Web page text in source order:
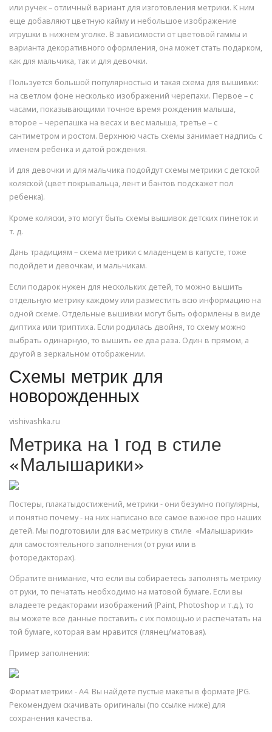
или ручек – отличный вариант для изготовления метрики. К ним
еще добавляют цветную кайму и небольшое изображение
игрушки в нижнем уголке. В зависимости от цветовой гаммы и
варианта декоративного оформления, она может стать подарком,
как для мальчика, так и для девочки.
Пользуется большой популярностью и такая схема для вышивки:
на светлом фоне несколько изображений черепахи. Первое – с
часами, показывающими точное время рождения малыша,
второе – черепашка на весах и вес малыша, третье – с
сантиметром и ростом. Верхнюю часть схемы занимает надпись с
именем ребенка и датой рождения.
И для девочки и для мальчика подойдут схемы метрики с детской
коляской (цвет покрывальца, лент и бантов подскажет пол
ребенка).
Кроме коляски, это могут быть схемы вышивок детских пинеток и
т. д.
Дань традициям – схема метрики с младенцем в капусте, тоже
подойдет и девочкам, и мальчикам.
Если подарок нужен для нескольких детей, то можно вышить
отдельную метрику каждому или разместить всю информацию на
одной схеме. Отдельные вышивки могут быть оформлены в виде
диптиха или триптиха. Если родилась двойня, то схему можно
выбрать одинарную, то вышить ее два раза. Один в прямом, а
другой в зеркальном отображении.
Схемы метрик для
новорожденных
vishivashka.ru
Метрика на 1 год в стиле
«Малышарики»
Постеры, плакатыдостижений, метрики - они безумно популярны,
и понятно почему - на них написано все самое важное про наших
детей. Мы подготовили для вас метрику в стиле «Малышарики»
для самостоятельного заполнения (от руки или в
фоторедакторах).
Обратите внимание, что если вы собираетесь заполнять метрику
от руки, то печатать необходимо на матовой бумаге. Если вы
владеете редакторами изображений (Paint, Photoshop и т.д.), то
вы можете все данные поставить с их помощью и распечатать на
той бумаге, которая вам нравится (глянец/матовая).
Пример заполнения:
Формат метрики - А4. Вы найдете пустые макеты в формате JPG.
Рекомендуем скачивать оригиналы (по ссылке ниже) для
сохранения качества.